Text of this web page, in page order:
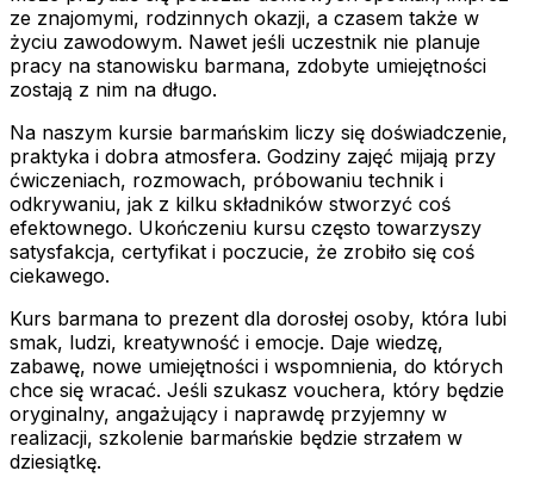
ze znajomymi, rodzinnych okazji, a czasem także w
życiu zawodowym. Nawet jeśli uczestnik nie planuje
pracy na stanowisku barmana, zdobyte umiejętności
zostają z nim na długo.
Na naszym kursie barmańskim liczy się doświadczenie,
praktyka i dobra atmosfera. Godziny zajęć mijają przy
ćwiczeniach, rozmowach, próbowaniu technik i
odkrywaniu, jak z kilku składników stworzyć coś
efektownego. Ukończeniu kursu często towarzyszy
satysfakcja, certyfikat i poczucie, że zrobiło się coś
ciekawego.
Kurs barmana to prezent dla dorosłej osoby, która lubi
smak, ludzi, kreatywność i emocje. Daje wiedzę,
zabawę, nowe umiejętności i wspomnienia, do których
chce się wracać. Jeśli szukasz vouchera, który będzie
oryginalny, angażujący i naprawdę przyjemny w
realizacji, szkolenie barmańskie będzie strzałem w
dziesiątkę.